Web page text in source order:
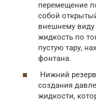
перемещение
собой
внешнему виду
жидкость по
пустую тару,
фонтана.
Нижний
создания
жидкости,